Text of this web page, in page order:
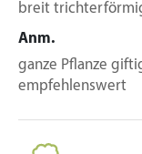
breit
Anm.
ganze Pflanze
empfehlenswert